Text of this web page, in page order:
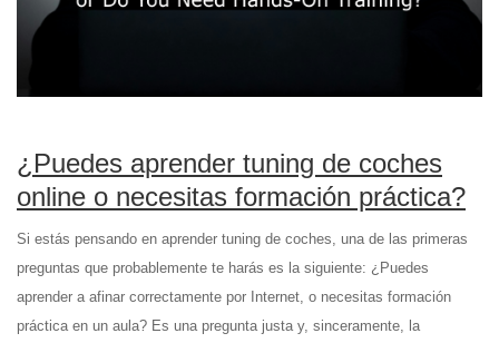
¿Puedes aprender tuning de coches
online o necesitas formación práctica?
Si estás pensando en aprender tuning de coches, una de las primeras
preguntas que probablemente te harás es la siguiente: ¿Puedes
aprender a afinar correctamente por Internet, o necesitas formación
práctica en un aula? Es una pregunta justa y, sinceramente, la